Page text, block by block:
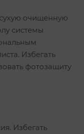
очищенную
системы
Избегать
фотозащиту
Избегать